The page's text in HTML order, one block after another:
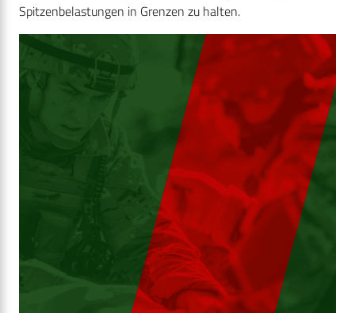
Spitzenbelastungen in Grenzen zu halten.